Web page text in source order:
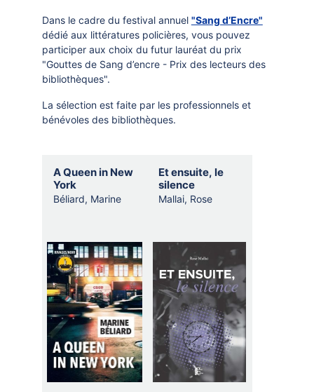
Dans le cadre du festival annuel "Sang d’Encre"
dédié aux littératures policières, vous pouvez
participer aux choix du futur lauréat du prix
"Gouttes de Sang d’encre - Prix des lecteurs des
bibliothèques".
La sélection est faite par les professionnels et
bénévoles des bibliothèques.
thematique
A Queen in New
York
Béliard, Marine
Et ensuite, le
silence
Mallai, Rose